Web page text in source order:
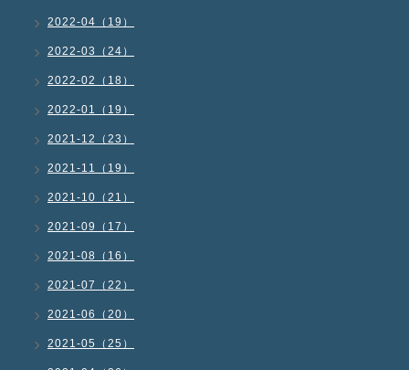
2022-04（19）
2022-03（24）
2022-02（18）
2022-01（19）
2021-12（23）
2021-11（19）
2021-10（21）
2021-09（17）
2021-08（16）
2021-07（22）
2021-06（20）
2021-05（25）